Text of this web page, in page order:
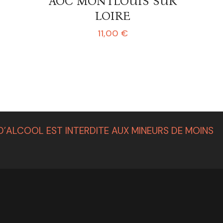
LOIRE
11,00 €
EST INTERDITE AUX MINEURS DE MOINS